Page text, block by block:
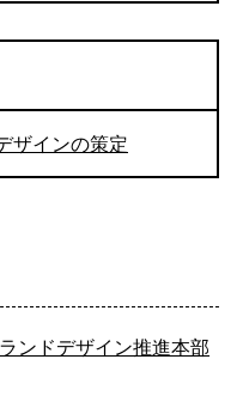
ザインの策定
ンドデザイン推進本部